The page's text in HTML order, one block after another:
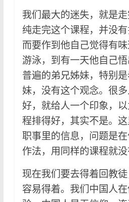
我们最大的迷失，就是
纯走完这个课程，并没
而要作到他自己觉得有
游泳，到有一天他自己
普遍的弟兄姊妹，特别
妹，没有这个观念。很
好，就给人一个印象，
程排得好，其实不是。
职事里的信息，问题是
作法，用同样的课程就没
现在我们要去得着回教
容易得着。我们中国人